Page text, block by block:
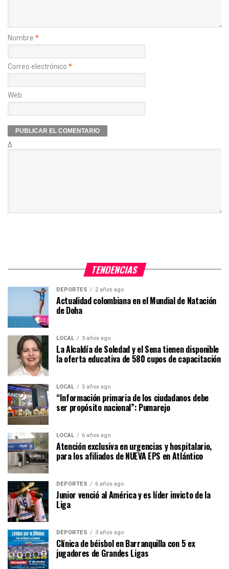
Nombre *
Correo electrónico *
Web
Δ
TENDENCIAS
DEPORTES 2 años ago
Actualidad colombiana en el Mundial de Natación
de Doha
LOCAL 3 años ago
La Alcaldía de Soledad y el Sena tienen disponible
la oferta educativa de 580 cupos de capacitación
LOCAL 5 años ago
“Información primaria de los ciudadanos debe
ser propósito nacional”: Pumarejo
LOCAL 6 años ago
Atención exclusiva en urgencias y hospitalario,
para los afiliados de NUEVA EPS en Atlántico
DEPORTES 6 años ago
Junior venció al América y es líder invicto de la
Liga
DEPORTES 3 años ago
Clínica de béisbol en Barranquilla con 5 ex
jugadores de Grandes Ligas